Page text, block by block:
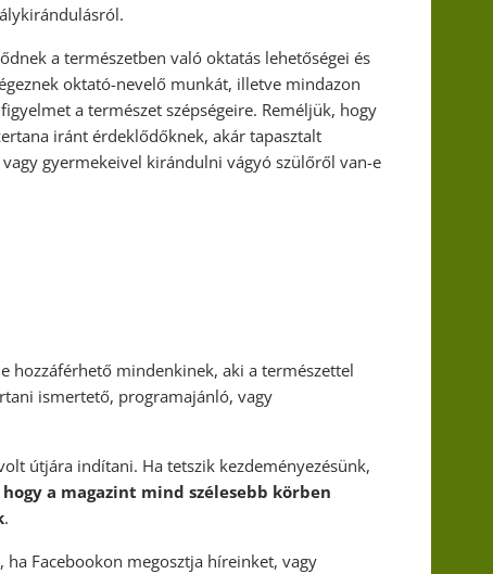
a természetben való oktatás lehetőségei és
oktató-nevelő munkát, illetve mindazon
a természet szépségeire. Reméljük, hogy
iránt érdeklődőknek, akár tapasztalt
gyermekeivel kirándulni vágyó szülőről van-e
hozzáférhető mindenkinek, aki a természettel
ismertető, programajánló, vagy
útjára indítani. Ha tetszik kezdeményezésünk,
a magazint mind szélesebb körben
.
Facebookon megosztja híreinket, vagy